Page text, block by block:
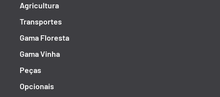
Agricultura
Transportes
Gama Floresta
Gama Vinha
Peças
Opcionais